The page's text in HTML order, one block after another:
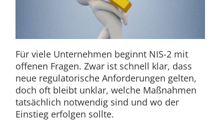
Für viele Unternehmen beginnt NIS-2 mit
offenen Fragen. Zwar ist schnell klar, dass
neue regulatorische Anforderungen gelten,
doch oft bleibt unklar, welche Maßnahmen
tatsächlich notwendig sind und wo der
Einstieg erfolgen sollte.